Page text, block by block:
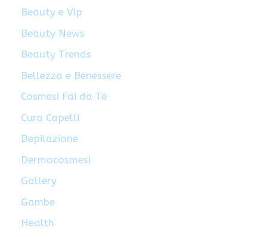
Beauty e Vip
Beauty News
Beauty Trends
Bellezza e Benessere
Cosmesi Fai da Te
Cura Capelli
Depilazione
Dermocosmesi
Gallery
Gambe
Health